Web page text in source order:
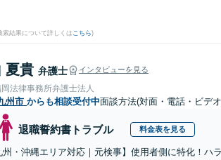
索結果について詳しくは こちら)
夏貴 弁護士 インタビューを見る
法律事務所弁護士法人
州市 からも相談受付中面談方法(対面・電話・ビデ
退職誓約書トラブル 料金表を見る
州・沖縄エリア対応｜元検事】使用者側に特化！